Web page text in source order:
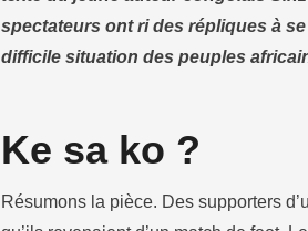
spectateurs ont ri des répliques à
difficile situation des peuples
Ke sa ko ?
Résumons la pièce. Des supporters